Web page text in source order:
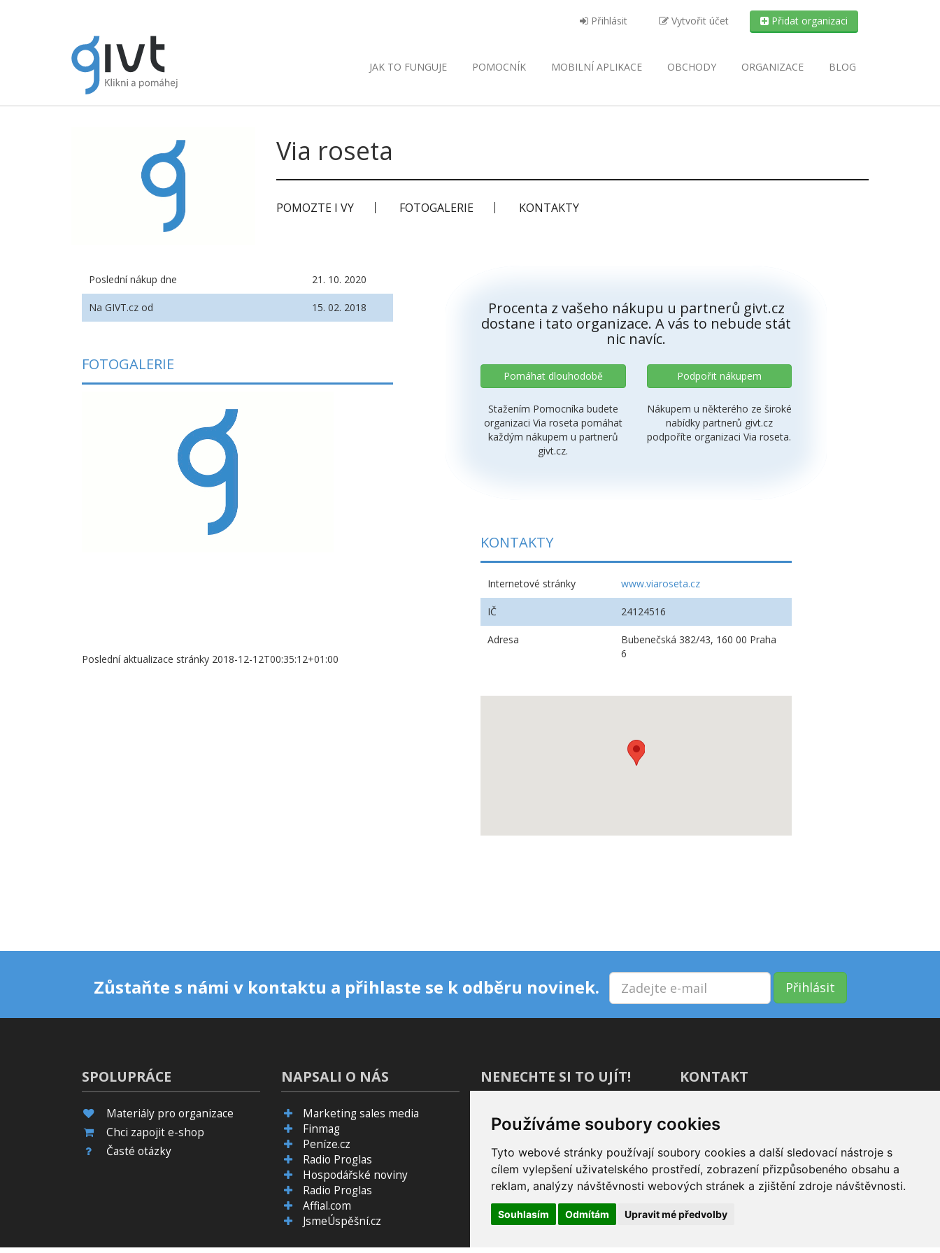
Používáme soubory cookies
Tyto webové stránky používají soubory cookies a další sledovací nástroje s
cílem vylepšení uživatelského prostředí, zobrazení přizpůsobeného obsahu a
reklam, analýzy návštěvnosti webových stránek a zjištění zdroje návštěvnosti.
Souhlasím Odmítám Upravit mé předvolby
Přihlásit Vytvořit účet Přidat organizaci
JAK TO FUNGUJE POMOCNÍK MOBILNÍ APLIKACE OBCHODY ORGANIZACE BLOG
Via roseta
POMOZTE I VY FOTOGALERIE KONTAKTY
Poslední nákup dne 21. 10. 2020
Na GIVT.cz od 15. 02. 2018
FOTOGALERIE
Poslední aktualizace stránky 2018-12-12T00:35:12+01:00
Procenta z vašeho nákupu u partnerů givt.cz
dostane i tato organizace. A vás to nebude stát
nic navíc.
Pomáhat dlouhodobě
Stažením Pomocníka budete
organizaci Via roseta pomáhat
každým nákupem u partnerů
givt.cz.
Podpořit nákupem
Nákupem u některého ze široké
nabídky partnerů givt.cz
podpoříte organizaci Via roseta.
KONTAKTY
Internetové stránky www.viaroseta.cz
IČ 24124516
Adresa
Bubenečská 382/43, 160 00 Praha
6
Zůstaňte s námi v kontaktu a přihlaste se k odběru novinek. Přihlásit
SPOLUPRÁCE
Materiály pro organizace
Chci zapojit e-shop
Časté otázky
NAPSALI O NÁS
Marketing sales media
Finmag
Peníze.cz
Radio Proglas
Hospodářské noviny
Radio Proglas
Affial.com
JsmeÚspěšní.cz
NENECHTE SI TO UJÍT!
Podcast Pijavice
Pomocník do prohlížeče
KONTAKT
GIVT.cz s. r. o., Dolní nám. 16,
779 00 Olomouc
IČ: 04071433
Jsme tu pro Vás od 9:00 do 17:00
(+420) 737 266 402
info@givt.cz